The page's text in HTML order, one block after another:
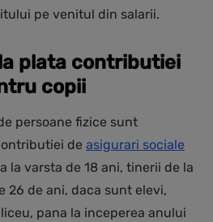
pe venitul din salarii.
plata contributiei
copii
persoane fizice sunt
de asigurari sociale
la varsta de 18 ani, tinerii de la
26 de ani, daca sunt elevi,
pana la inceperea anului